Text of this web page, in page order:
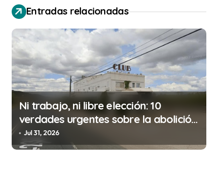
c
i
ó
n
d
n
t
Entradas relacionadas
Ni trabajo, ni libre elección: 10
verdades urgentes sobre la abolición
de la prostitución
Jul 31, 2026